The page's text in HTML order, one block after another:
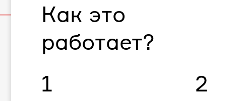
Как это
работает?
1
2